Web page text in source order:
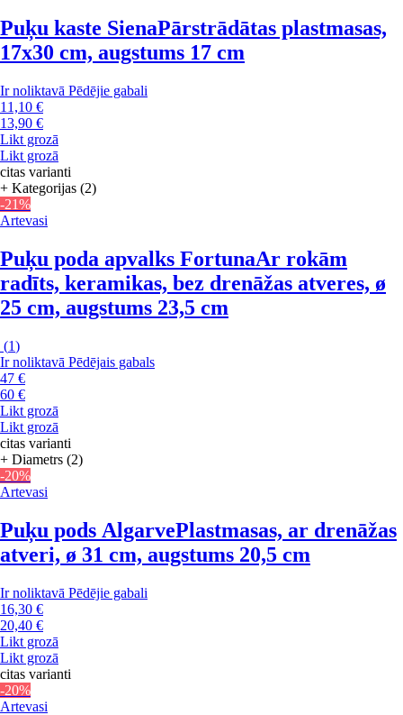
Puķu kaste SienaPārstrādātas plastmasas,
17x30 cm, augstums 17 cm
Ir noliktavā Pēdējie gabali
11,10 €
13,90 €
Likt grozā
Likt grozā
citas varianti
+ Kategorijas (2)
-21%
Artevasi
Puķu poda apvalks FortunaAr rokām
radīts, keramikas, bez drenāžas atveres, ø
25 cm, augstums 23,5 cm
(1)
Ir noliktavā Pēdējais gabals
47 €
60 €
Likt grozā
Likt grozā
citas varianti
+ Diametrs (2)
-20%
Artevasi
Puķu pods AlgarvePlastmasas, ar drenāžas
atveri, ø 31 cm, augstums 20,5 cm
Ir noliktavā Pēdējie gabali
16,30 €
20,40 €
Likt grozā
Likt grozā
citas varianti
-20%
Artevasi